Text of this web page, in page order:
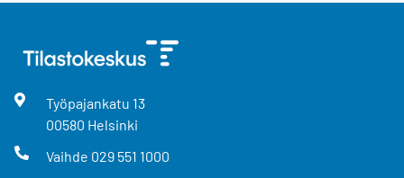
Työpajankatu 13
00580 Helsinki
Vaihde 029 551 1000